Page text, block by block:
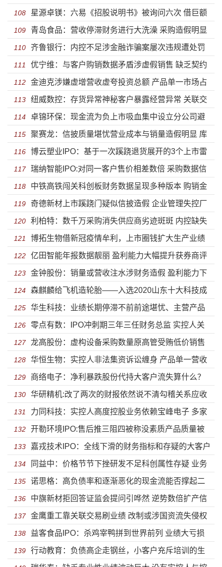
“可恢复”对赌协议
108 星源卓镁：六易《招股说明书》被询问六次 借巨额
外汇未还涉跨境洗钱或涉扰乱外汇市场
109 青岛食品：营收停滞财务进行大洗澡 采购造假明显
刚申报就被监管信披或失实
110 齐鲁银行：内控不足涉金融诈骗案屡次违规遭处罚
盈利能力缩水踩雷债劵违约
111 优宁维：与客户购销数据矛盾涉虚假销售 缺乏契约
精神携可恢复对赌协议闯关
112 金迪克涉嫌虚增营收虚夸投资总额 产品单一市场占
有率下滑债务压顶却急于分红
113 纽威数控：存货异常神秘客户暴露经营异常 关联交
易疑虚假披露虚增巨额营收为上市
114 卓锦环保：现金流为负上市吸血集中设立分公司避
税 盈利能力下滑核心竞争力差强人意
115 聚赛龙：信披质量堪忧营业成本与销量造假明显 库
存虚构涉同业竞争研发远低于同行
116 博云塑业IPO：基于一次蹊跷退货展开的3个上市雷
区
117 瑞纳智能IPO:对同一客户售价相差数倍 采购数据信
披造假明显销量前后矛盾
118 中铁高铁闯关科创板财务数据呈现多种版本 购销金
额动辄差异上亿还有可信度吗？
119 奇德新材上市蹊跷门疑似信披造假 企业管理失控厂
房或为违建
120 利柏特：数千万采购消失供应商劣迹斑斑 内控缺失
法律意识淡漠陷借贷纠纷
121 博拓生物借新冠疫情牟利，上市圈钱扩大生产业绩
可持续存疑
122 亿田智能年报数据靓丽 盈利能力大幅提升获券商评
级买入
123 金钟股份：销量或营收注水涉财务造假 盈利能力下
滑扩产数量存疑或难消化
124 森麒麟给飞机造轮胎——入选2020山东十大科技成
果
125 华生科技：业绩长期停滞不前前途堪忧、主营产品
价格大跌扩产预期收益难实现
126 零点有数：IPO冲刺期三年三任财务总监 实控人关
联多达200余家公司
127 龙高股份：虚构设备采购数量原高管受贿低价销售
或存猫腻 业绩下滑停滞不前降价成趋势
128 华恒生物：实控人非法集资诉讼缠身 产品单一营收
高度依赖第一大客户
129 商络电子：净利暴跌股份代持大客户流失算什么？
“高情商”转移一切潜在风险
130 华研精机:改了两次的财报依然说不清勾稽关系应收
账款风险嚣张应对
131 力同科技：实控人高度控股业务依赖宝峰电子 多家
子公司未实际经营就被注销
132 开勒环境IPO:售后推三阻四被称没素质产品质量被
诟病 关联方认定问题深交所遭质疑
133 嘉戎技术IPO：全线下滑的财务指标和存疑的大客户
数据
134 同益中：价格节节下挫研发不足科创属性存疑 业务
发展停滞未来竞争力缺失
135 诺思格：高负债率和逐渐恶化的现金流能否撑起二
次冲刺IPO的野心？
136 中旗新材拒回答证监会提问引哗然 逆势数倍扩产信
披失实研发人员大量流失
137 金鹰重工靠关联交易刷业绩 改制或涉国资流失侵权
职工股东失实信披
138 益客食品IPO：杀鸡宰鸭拼到世界前列 业绩大亏损
毛利率不及行业一半
139 行动教育：负债高企走钢丝，小客户充斥培训的生